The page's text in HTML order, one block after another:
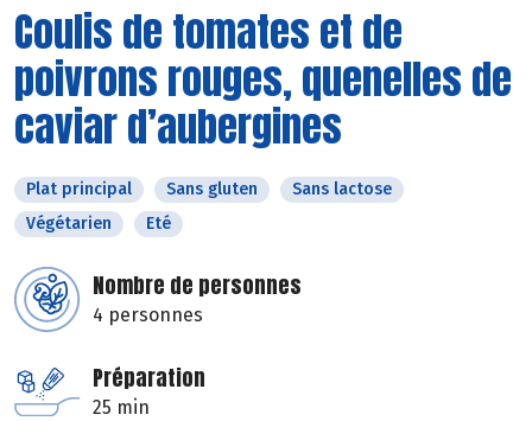
Coulis de tomates et de
poivrons rouges, quenelles de
caviar d’aubergines
Plat principal Sans gluten
Sans lactose
Végétarien
Eté
Nombre de personnes
4 personnes
Préparation
25 min